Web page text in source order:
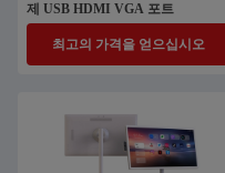
제 USB HDMI VGA 포트
최고의 가격을 얻으십시오